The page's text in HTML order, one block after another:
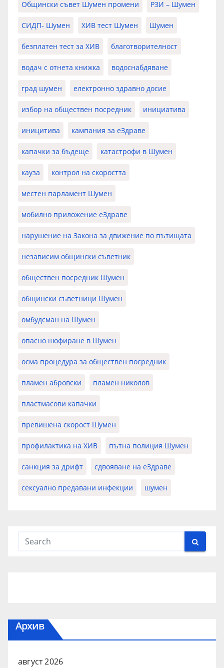
Общински съвет Шумен промени РЗИ – Шумен
СИДП- Шумен ХИВ тест Шумен Шумен
безплатен тест за ХИВ благотворителност
водач с отнета книжка водоснабдяване
град шумен електронно здравно досие
избор на обществен посредник инициатива
иницитива кампания за еЗдраве
капачки за бъдеще катастрофи в Шумен
кауза контрол на скоростта
местен парламент Шумен
мобилно приложение еЗдраве
нарушение на Закона за движение по пътищата
независим общински съветник
обществен посредник Шумен
общински съветници Шумен
омбудсман на Шумен
опасно шофиране в Шумен
осма процедура за обществен посредник
пламен абровски пламен николов
пластмасови капачки
превишена скорост Шумен
профилактика на ХИВ пътна полиция Шумен
санкция за дрифт сдвояване на еЗдраве
сексуално предавани инфекции шумен
Архив
август 2026